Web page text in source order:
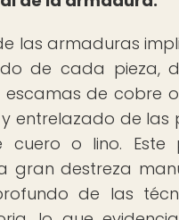
las armaduras
de cada pieza,
de cobre
entrelazado de las
cuero o lino. Este
gran destreza
de las